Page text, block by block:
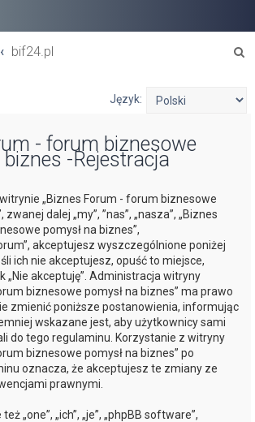
bif24.pl
Język:
- forum biznesowe
biznes -Rejestracja
„Biznes Forum - forum biznesowe
zwanej dalej „my”, ”nas”, „nasza”, „Biznes
pomysł na biznes”,
akceptujesz wyszczególnione poniżej
ich nie akceptujesz, opuść to miejsce,
„Nie akceptuję”. Administracja witryny
biznesowe pomysł na biznes” ma prawo
zmienić poniższe postanowienia, informując
wskazane jest, aby użytkownicy sami
do tego regulaminu. Korzystanie z witryny
biznesowe pomysł na biznes” po
oznacza, że akceptujesz te zmiany ze
prawnymi.
„one”, „ich”, „je”, „phpBB software”,